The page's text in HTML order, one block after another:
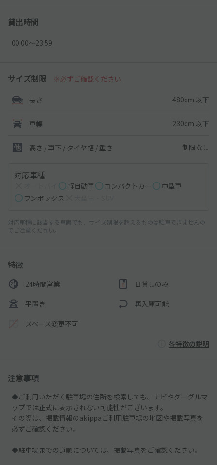
貸出時間
00:00〜23:59
サイズ制限 ※必ずご確認ください
長さ 480cm 以下
車幅 230cm 以下
高さ / 車下 / タイヤ幅 / 重さ 制限なし
対応車種
軽自動車 コンパクトカー
中型車
ワンボックス
対応車種に該当する車両でも、サイズ制限を超えるものは駐車できませんの
でご注意ください。
特徴
24時間営業 日貸しのみ
平置き 再入庫可能
スペース変更不可
各特徴の説明
注意事項
◆ご利用いただく駐車場の住所を検索しても、ナビやグーグルマ
ップでは正式に表示されない可能性がございます。
その際は、掲載情報のakippaご利用駐車場の地図や掲載写真を
必ずご確認ください。
◆駐車場までの道順については、掲載写真をご確認ください。